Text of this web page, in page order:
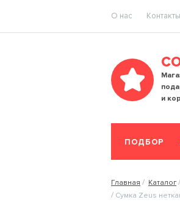
O нас Контакты
и
ПОДБОР
Главная Каталог
Сумка Zeus